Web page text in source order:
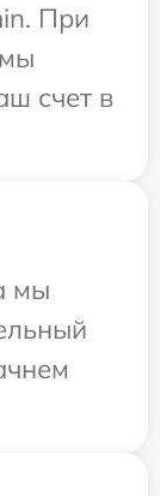
При
счет в
мы